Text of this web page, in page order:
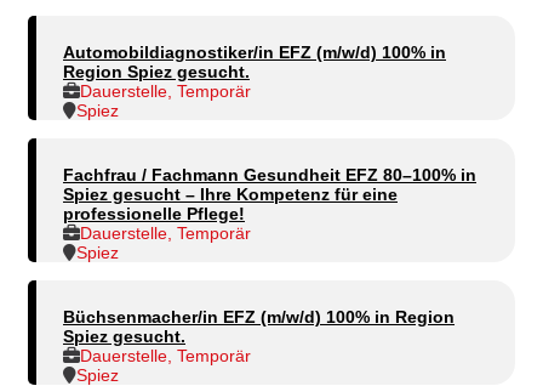
Automobildiagnostiker/in EFZ (m/w/d) 100% in
Region Spiez gesucht.
Dauerstelle, Temporär
Spiez
Fachfrau / Fachmann Gesundheit EFZ 80–100% in
Spiez gesucht – Ihre Kompetenz für eine
professionelle Pflege!
Dauerstelle, Temporär
Spiez
Büchsenmacher/in EFZ (m/w/d) 100% in Region
Spiez gesucht.
Dauerstelle, Temporär
Spiez